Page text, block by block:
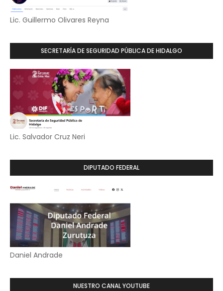
Lic. Guillermo Olivares Reyna
SECRETARÍA DE SEGURIDAD PÚBLICA DE HIDALGO
Lic. Salvador Cruz Neri
DIPUTADO FEDERAL
Daniel Andrade
NUESTRO CANAL YOUTUBE